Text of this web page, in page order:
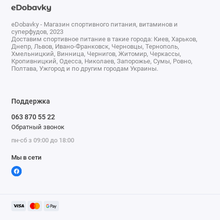
продемонстрировала более высокую эффективность
по сравнению со стандартной смесью форм "R" и "S",
которая обычно входит в состав добавок с альфа-
липоевой кислотой.
Новая форма R-липоевой кислоты была обнаружена
в ходе специальных исследований и разработок и
представляет собой средство для антиоксидантной
мы превращаем биологически активную "R" форму
eDobavky - Магазин спортивного питания, витаминов и
суперфудов, 2023
Доставим спортивное питание в такие города: Киев, Харьков,
Днепр, Львов, Ивано-Франковск, Черновцы, Тернополь,
Хмельницкий, Винница, Чернигов, Житомир, Черкассы,
Кропивницкий, Одесса, Николаев, Запорожье, Сумы, Ровно,
Полтава, Ужгород и по другим городам Украины.
Поддержка
063 870 55 22
Обратный звонок
пн-сб з 09:00 до 18:00
Мы в сети